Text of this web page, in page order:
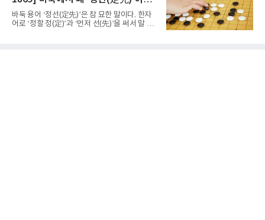
르면 그는 손목 힘줄을 감싸는 활막에 염증이 생
기는 건초염을 앓고 있다.이 부상이 까다로운 이
유가 있다. 반복적으로 라켓을 쥐고 휘두르는 동
말할까
바둑 용어 ‘정선(定先)’은 참 묘한 말이다. 한자
어로 ‘정할 정(定)’과 ‘먼저 선(先)’을 써서 말 그